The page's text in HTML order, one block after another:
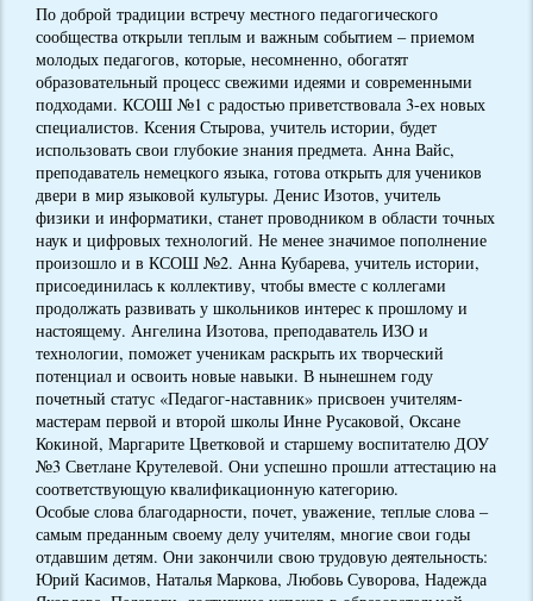
По доброй традиции встречу местного педагогического
сообщества открыли теплым и важным событием – приемом
молодых педагогов, которые, несомненно, обогатят
образовательный процесс свежими идеями и современными
подходами. КСОШ №1 с радостью приветствовала 3-ех новых
специалистов. Ксения Стырова, учитель истории, будет
использовать свои глубокие знания предмета. Анна Вайс,
преподаватель немецкого языка, готова открыть для учеников
двери в мир языковой культуры. Денис Изотов, учитель
физики и информатики, станет проводником в области точных
наук и цифровых технологий. Не менее значимое пополнение
произошло и в КСОШ №2. Анна Кубарева, учитель истории,
присоединилась к коллективу, чтобы вместе с коллегами
продолжать развивать у школьников интерес к прошлому и
настоящему. Ангелина Изотова, преподаватель ИЗО и
технологии, поможет ученикам раскрыть их творческий
потенциал и освоить новые навыки. В нынешнем году
почетный статус «Педагог-наставник» присвоен учителям-
мастерам первой и второй школы Инне Русаковой, Оксане
Кокиной, Маргарите Цветковой и старшему воспитателю ДОУ
№3 Светлане Крутелевой. Они успешно прошли аттестацию на
соответствующую квалификационную категорию.
Особые слова благодарности, почет, уважение, теплые слова –
самым преданным своему делу учителям, многие свои годы
отдавшим детям. Они закончили свою трудовую деятельность:
Юрий Касимов, Наталья Маркова, Любовь Суворова, Надежда